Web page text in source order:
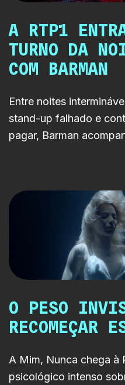
A RTP1
TURNO DA
COM BARMAN
Entre noites
stand-up falhado e
pagar, Barman
sobreviver.
O PESO
RECOMEÇAR
A Mim, Nunca chega à
psicológico intenso